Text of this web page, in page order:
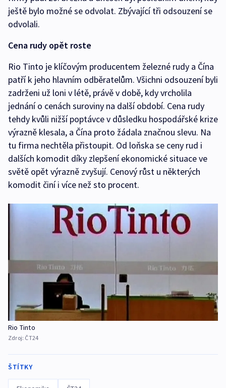
ještě bylo možné se odvolat. Zbývající tři odsouzení se
odvolali.
Cena rudy opět roste
Rio Tinto je klíčovým producentem železné rudy a Čína
patří k jeho hlavním odběratelům. Všichni odsouzení byli
zadrženi už loni v létě, právě v době, kdy vrcholila
jednání o cenách suroviny na další období. Cena rudy
tehdy kvůli nižší poptávce v důsledku hospodářské krize
výrazně klesala, a Čína proto žádala značnou slevu. Na
tu firma nechtěla přistoupit. Od loňska se ceny rud i
dalších komodit díky zlepšení ekonomické situace ve
světě opět výrazně zvyšují. Cenový růst u některých
komodit činí i více než sto procent.
Rio Tinto
Zdroj: ČT24
ŠTÍTKY